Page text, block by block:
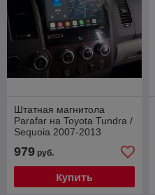
Штатная магнитола
Parafar на Toyota Tundra /
Sequoia 2007-2013
Android 13 (2/32Gb + 4G)
(PF440FHD)
979 руб.
Купить